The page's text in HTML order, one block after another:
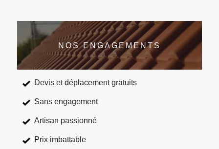
NOS ENGAGEMENTS
Devis et déplacement gratuits
Sans engagement
Artisan passionné
Prix imbattable